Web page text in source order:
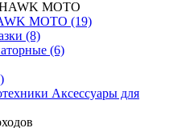
MOTO (19)
(8)
(6)
Аксессуары для